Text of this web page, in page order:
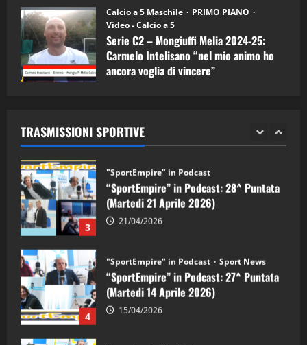
Calcio a 5 Maschile
PRIMO PIANO
Video - Calcio a 5
Serie C2 – Mongiuffi Melia 2024-25:
Carmelo Intelisano “nel mio animo ho
ancora voglia di vincere”
TRASMISSIONI SPORTIVE
1
“SportEmpire” in Podcast: 30^ Puntata
(Martedi 05 Maggio 2026)
08/05/2026
2 28/04/2026
3
"SportEmpire" in Podcast
“SportEmpire” in Podcast: 28^ Puntata
(Martedi 21 Aprile 2026)
21/04/2026
4
"SportEmpire" in Podcast Sport News
“SportEmpire” in Podcast: 27^ Puntata
(Martedi 14 Aprile 2026)
15/04/2026